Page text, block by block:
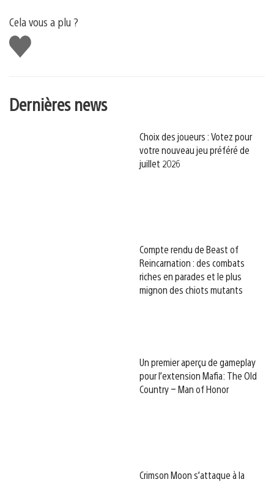
Cela vous a plu ?
J'aime
Dernières news
Choix des joueurs : Votez pour
votre nouveau jeu préféré de
juillet 2026
Compte rendu de Beast of
Reincarnation : des combats
riches en parades et le plus
mignon des chiots mutants
Un premier aperçu de gameplay
pour l’extension Mafia: The Old
Country – Man of Honor
Crimson Moon s’attaque à la